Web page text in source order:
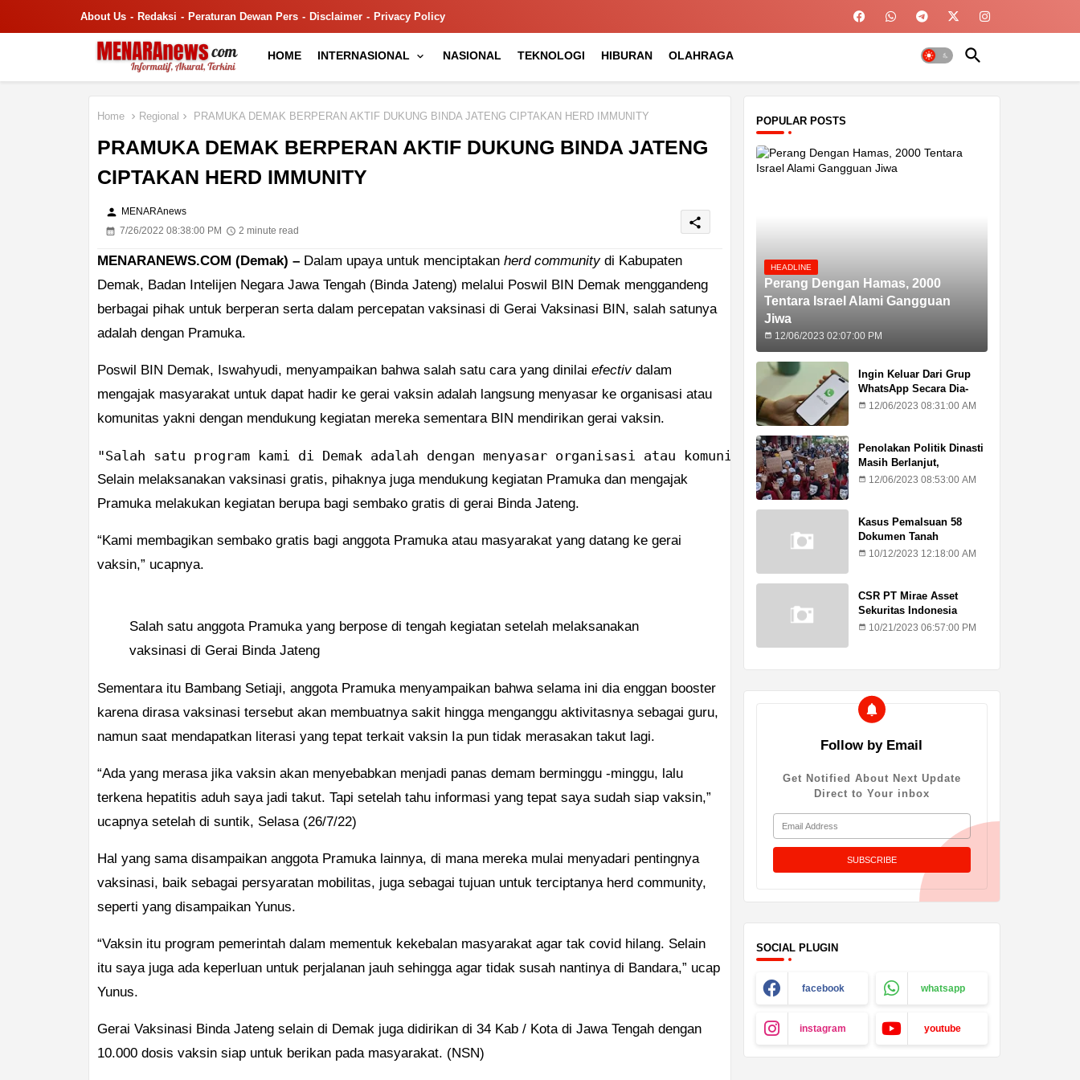
About Us Redaksi Peraturan Dewan Pers Disclaimer Privacy Policy
HOME INTERNASIONAL NASIONAL TEKNOLOGI HIBURAN OLAHRAGA
Home Regional PRAMUKA DEMAK BERPERAN AKTIF DUKUNG BINDA JATENG CIPTAKAN HERD IMMUNITY
PRAMUKA DEMAK BERPERAN AKTIF DUKUNG BINDA JATENG
CIPTAKAN HERD IMMUNITY
person MENARAnews
7/26/2022 08:38:00 PM
2 minute read
share
MENARANEWS.COM (Demak) – Dalam upaya untuk menciptakan herd communitydi Kabupaten
Demak, Badan Intelijen Negara Jawa Tengah (Binda Jateng) melalui Poswil BIN Demak menggandeng
berbagai pihak untuk berperan serta dalam percepatan vaksinasi di Gerai Vaksinasi BIN, salah satunya
adalah dengan Pramuka.
Poswil BIN Demak, Iswahyudi, menyampaikan bahwa salah satu cara yang dinilai efectiv dalam
mengajak masyarakat untuk dapat hadir ke gerai vaksin adalah langsung menyasar ke organisasi atau
komunitas yakni dengan mendukung kegiatan mereka sementara BIN mendirikan gerai vaksin.
"Salah satu program kami di Demak adalah dengan menyasar organisasi atau komunitas. Salah satunya adalah Pramuka ini.
Selain melaksanakan vaksinasi gratis, pihaknya juga mendukung kegiatan Pramuka dan mengajak
Pramuka melakukan kegiatan berupa bagi sembako gratis di gerai Binda Jateng.
“Kami membagikan sembako gratis bagi anggota Pramuka atau masyarakat yang datang ke gerai
vaksin,” ucapnya.
Salah satu anggota Pramuka yang berpose di tengah kegiatan setelah melaksanakan
vaksinasi di Gerai Binda Jateng
Sementara itu Bambang Setiaji, anggota Pramuka menyampaikan bahwa selama ini dia enggan booster
karena dirasa vaksinasi tersebut akan membuatnya sakit hingga menganggu aktivitasnya sebagai guru,
namun saat mendapatkan literasi yang tepat terkait vaksin Ia pun tidak merasakan takut lagi.
“Ada yang merasa jika vaksin akan menyebabkan menjadi panas demam berminggu -minggu, lalu
terkena hepatitis aduh saya jadi takut. Tapi setelah tahu informasi yang tepat saya sudah siap vaksin,”
ucapnya setelah di suntik, Selasa (26/7/22)
Hal yang sama disampaikan anggota Pramuka lainnya, di mana mereka mulai menyadari pentingnya
vaksinasi, baik sebagai persyaratan mobilitas, juga sebagai tujuan untuk terciptanya herd community,
seperti yang disampaikan Yunus.
“Vaksin itu program pemerintah dalam mementuk kekebalan masyarakat agar tak covid hilang. Selain
itu saya juga ada keperluan untuk perjalanan jauh sehingga agar tidak susah nantinya di Bandara,” ucap
Yunus.
Gerai Vaksinasi Binda Jateng selain di Demak juga didirikan di 34 Kab / Kota di Jawa Tengah dengan
10.000 dosis vaksin siap untuk berikan pada masyarakat. (NSN)
POPULAR POSTS
HEADLINE
Perang Dengan Hamas, 2000
Tentara Israel Alami Gangguan
Jiwa
12/06/2023 02:07:00 PM
Ingin Keluar Dari Grup
WhatsApp Secara Dia-
Diam? Ini Caranya
12/06/2023 08:31:00 AM
Penolakan Politik Dinasti
Masih Berlanjut,
Mahasiswa Kritik Putusan
12/06/2023 08:53:00 AM
Kasus Pemalsuan 58
Dokumen Tanah
Kadilangu, Ahli Waris :
10/12/2023 12:18:00 AM
CSR PT Mirae Asset
Sekuritas Indonesia
Sasar Warga Rentan
10/21/2023 06:57:00 PM
Follow by Email
Get Notified About Next Update
Direct to Your inbox
SOCIAL PLUGIN
facebook whatsapp
instagram youtube